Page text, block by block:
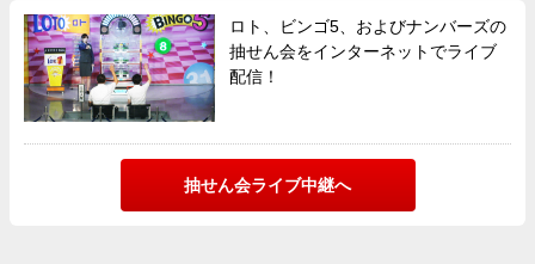
ロト、ビンゴ5、およびナンバーズの
抽せん会をインターネットでライブ
配信！
抽せん会ライブ中継へ